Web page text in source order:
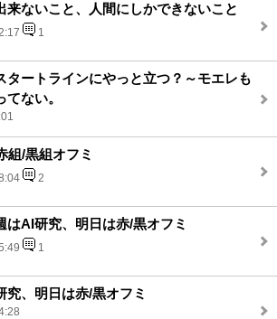
来ないこと、人間にしかできないこと
1
タートラインにやっと立つ？～モエレも
ない。
組/黒組オフミ
2
はAI研究、明日は赤/黒オフミ
1
究、明日は赤/黒オフミ